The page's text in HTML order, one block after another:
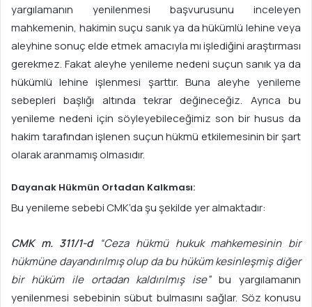
yargılamanın yenilenmesi başvurusunu inceleyen
mahkemenin, hakimin suçu sanık ya da hükümlü lehine veya
aleyhine sonuç elde etmek amacıyla mı işlediğini araştırması
gerekmez. Fakat aleyhe yenileme nedeni suçun sanık ya da
hükümlü lehine işlenmesi şarttır. Buna aleyhe yenileme
sebepleri başlığı altında tekrar değineceğiz. Ayrıca bu
yenileme nedeni için söyleyebileceğimiz son bir husus da
hakim tarafından işlenen suçun hükmü etkilemesinin bir şart
olarak aranmamış olmasıdır.
Dayanak Hükmün Ortadan Kalkması:
Bu yenileme sebebi CMK’da şu şekilde yer almaktadır:
CMK m. 311/1-d “Ceza hükmü hukuk mahkemesinin bir
hükmüne dayandırılmış olup da bu hüküm kesinleşmiş diğer
bir hüküm ile ortadan kaldırılmış ise”bu yargılamanın
yenilenmesi sebebinin sübut bulmasını sağlar. Söz konusu